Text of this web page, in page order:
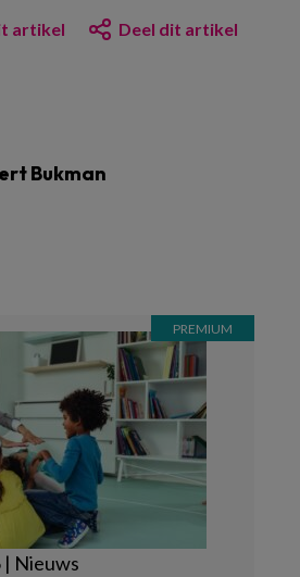
artikel Deel dit artikel
Bukman
| Nieuws